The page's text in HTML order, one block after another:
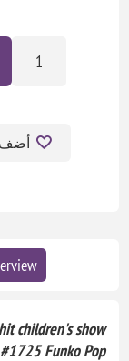
أضف
children's show
Funko Pop